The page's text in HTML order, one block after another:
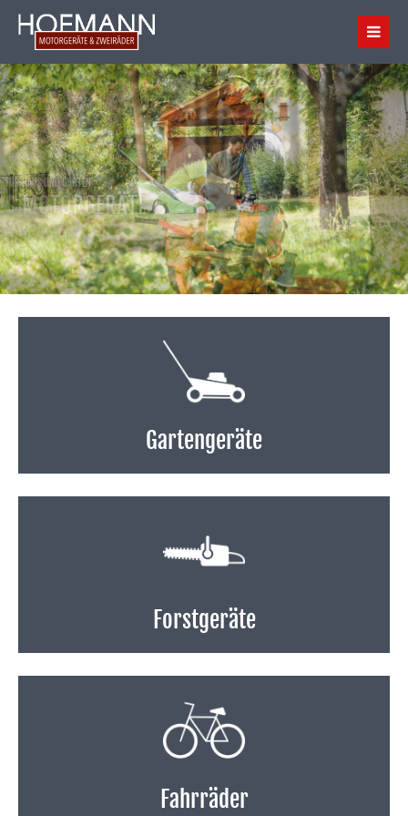
FORST- UND WALDARBEIT
HOCHWERTIGE GERÄTE
Gartengeräte
Forstgeräte
Fahrräder